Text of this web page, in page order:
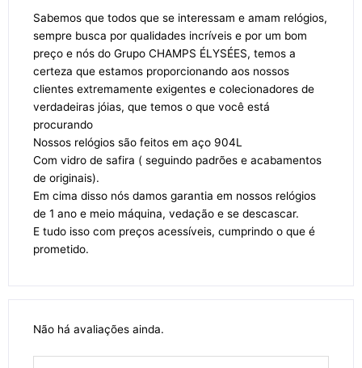
Sabemos que todos que se interessam e amam relógios,
sempre busca por qualidades incríveis e por um bom
preço e nós do Grupo CHAMPS ÉLYSÉES, temos a
certeza que estamos proporcionando aos nossos
clientes extremamente exigentes e colecionadores de
verdadeiras jóias, que temos o que você está
procurando
Nossos relógios são feitos em aço 904L
Com vidro de safira ( seguindo padrões e acabamentos
de originais).
Em cima disso nós damos garantia em nossos relógios
de 1 ano e meio máquina, vedação e se descascar.
E tudo isso com preços acessíveis, cumprindo o que é
prometido.
Não há avaliações ainda.